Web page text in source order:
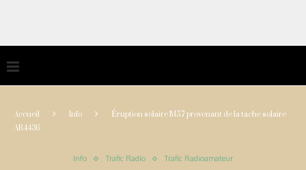
Accueil Info Éruption solaire M5.7 provenant de la tache solaire
AR4436
Info Trafic Radio Trafic Radioamateur